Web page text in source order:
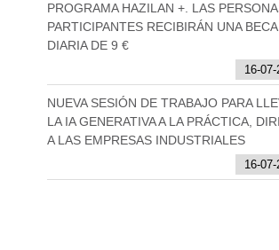
PROGRAMA HAZILAN +. LAS
PARTICIPANTES RECIBIRÁN UNA BECA
DIARIA DE 9 €
16-
NUEVA SESIÓN DE TRABAJO PARA
LA IA GENERATIVA A LA PRÁCTICA,
A LAS EMPRESAS INDUSTRIALES
16-